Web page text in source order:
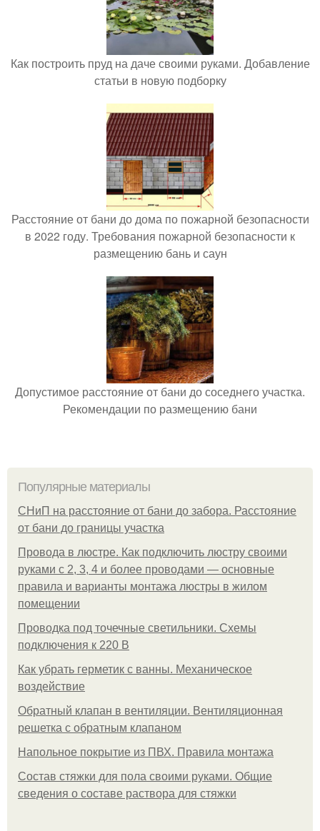
Как построить пруд на даче своими руками. Добавление
статьи в новую подборку
Расстояние от бани до дома по пожарной безопасности
в 2022 году. Требования пожарной безопасности к
размещению бань и саун
Допустимое расстояние от бани до соседнего участка.
Рекомендации по размещению бани
Популярные материалы
СНиП на расстояние от бани до забора. Расстояние
от бани до границы участка
Провода в люстре. Как подключить люстру своими
руками с 2, 3, 4 и более проводами — основные
правила и варианты монтажа люстры в жилом
помещении
Проводка под точечные светильники. Схемы
подключения к 220 В
Как убрать герметик с ванны. Механическое
воздействие
Обратный клапан в вентиляции. Вентиляционная
решетка с обратным клапаном
Напольное покрытие из ПВХ. Правила монтажа
Состав стяжки для пола своими руками. Общие
сведения о составе раствора для стяжки